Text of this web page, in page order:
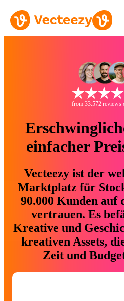
from 33.572 reviews
einfacher
Vecteezy ist der
Marktplatz für
90.000 Kunden auf
vertrauen. Es
Kreative und
kreativen Assets,
Zeit und